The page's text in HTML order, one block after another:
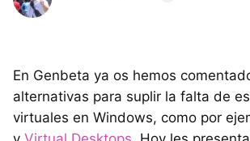
En Genbeta ya os hemos
alternativas para suplir la falta de
virtuales en Windows, como por